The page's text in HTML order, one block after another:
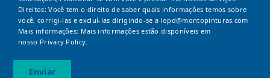
Direitos: Você tem o direito de saber quais informações temos sobre
você, corrigi-las e excluí-las dirigindo-se a lopd@montopinturas.com
Mais informações: Mais informações estão disponíveis em
nosso Privacy Policy.
Enviar